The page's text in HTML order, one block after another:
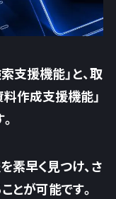
支援機能」と、取
作成支援機能」
素早く見つけ、さ
とが可能です。